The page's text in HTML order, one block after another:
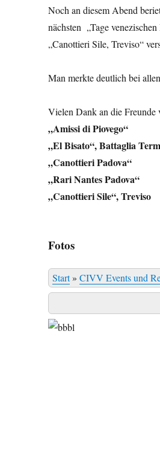
Noch an diesem Abend
nächsten „Tage
„Canottieri Sile, Treviso“
Man merkte deutlich bei
Vielen Dank an die Freunde
„Amissi di Piovego“
„El Bisato“, Battaglia
„Canottieri Padova“
„Rari Nantes Padova“
„Canottieri Sile“, Treviso
Fotos
Start»CIVV Events und